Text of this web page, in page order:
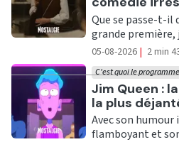
Que se passe-t-il
grande première,
05-08-2026 | 2 min
Ecouter
Jim Queen :
la plus
C'est quoi le
Avec son humour
flamboyant et